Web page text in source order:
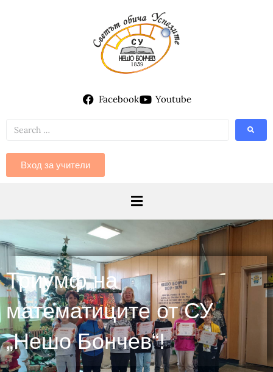
Facebook Youtube
Вход за учители
Триумф на
математиците от СУ
„Нешо Бончев“!